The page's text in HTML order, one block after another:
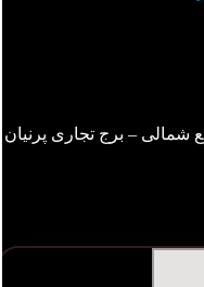
– برج تجاری پرنیان